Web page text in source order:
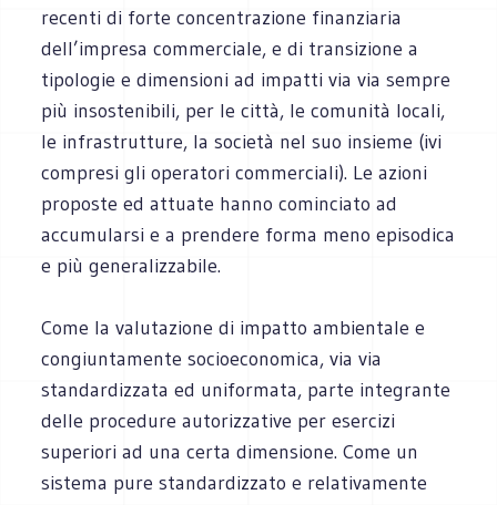
recenti di forte concentrazione finanziaria
dell’impresa commerciale, e di transizione a
tipologie e dimensioni ad impatti via via sempre
più insostenibili, per le città, le comunità locali,
le infrastrutture, la società nel suo insieme (ivi
compresi gli operatori commerciali). Le azioni
proposte ed attuate hanno cominciato ad
accumularsi e a prendere forma meno episodica
e più generalizzabile.
Come la valutazione di impatto ambientale e
congiuntamente socioeconomica, via via
standardizzata ed uniformata, parte integrante
delle procedure autorizzative per esercizi
superiori ad una certa dimensione. Come un
sistema pure standardizzato e relativamente